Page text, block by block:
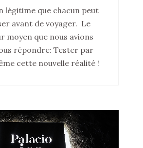
légitime que chacun peut
avant de voyager. Le
moyen que nous avions
répondre: Tester par
cette nouvelle réalité !